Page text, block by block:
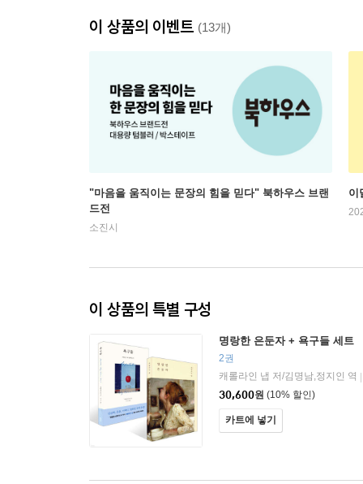
이 상품의 이벤트 (13개)
"마음을 움직이는 문장의 힘을 믿다" 북하우스 브랜
드전
소진시
이
이 상품의 특별 구성
명랑한 은둔자 + 욕구들 세트
2권
캐롤라인 냅 저/김명남,정지인 역
30,600원 (10% 할인)
카트에 넣기